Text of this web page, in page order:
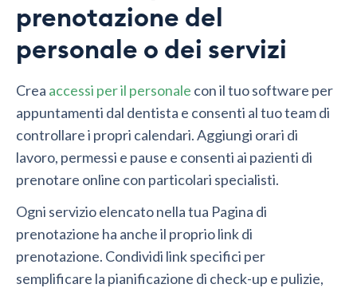
prenotazione del
personale o dei servizi
Crea accessi per il personale con il tuo software per
appuntamenti dal dentista e consenti al tuo team di
controllare i propri calendari. Aggiungi orari di
lavoro, permessi e pause e consenti ai pazienti di
prenotare online con particolari specialisti.
Ogni servizio elencato nella tua Pagina di
prenotazione ha anche il proprio link di
prenotazione. Condividi link specifici per
semplificare la pianificazione di check-up e pulizie,